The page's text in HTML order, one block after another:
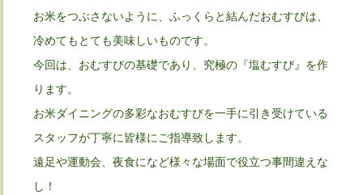
お米をつぶさないように、ふっくらと結んだおむすびは、
冷めてもとても美味しいものです。
今回は、おむすびの基礎であり、究極の『塩むすび』を作
ります。
お米ダイニングの多彩なおむすびを一手に引き受けている
スタッフが丁寧に皆様にご指導致します。
遠足や運動会、夜食になど様々な場面で役立つ事間違えな
し！